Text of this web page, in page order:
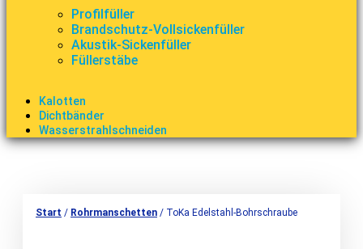
Profilfüller
Brandschutz-Vollsickenfüller
Akustik-Sickenfüller
Füllerstäbe
Kalotten
Dichtbänder
Wasserstrahlschneiden
Start / Rohrmanschetten / ToKa Edelstahl-Bohrschraube